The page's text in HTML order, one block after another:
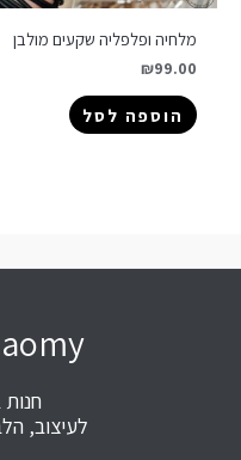
מלחיה ופלפליה שקעים מולבן
₪99.00
הוספה לסל
לעיצוב,